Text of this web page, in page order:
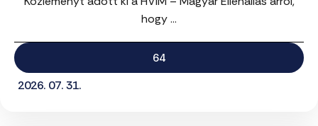
hogy ...
64
2026. 07. 31.